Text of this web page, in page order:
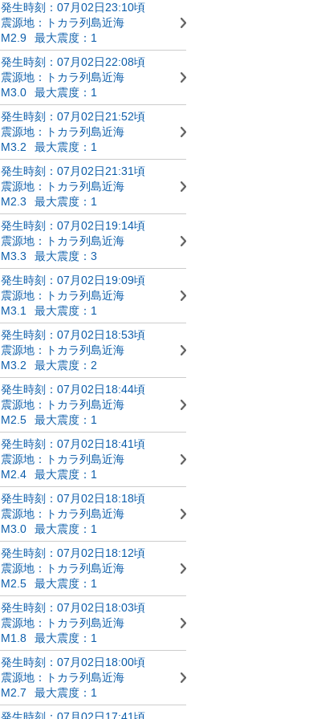
発生時刻：07月02日23:10頃
震源地：トカラ列島近海
M2.9
最大震度：1
発生時刻：07月02日22:08頃
震源地：トカラ列島近海
M3.0
最大震度：1
発生時刻：07月02日21:52頃
震源地：トカラ列島近海
M3.2
最大震度：1
発生時刻：07月02日21:31頃
震源地：トカラ列島近海
M2.3
最大震度：1
発生時刻：07月02日19:14頃
震源地：トカラ列島近海
M3.3
最大震度：3
発生時刻：07月02日19:09頃
震源地：トカラ列島近海
M3.1
最大震度：1
発生時刻：07月02日18:53頃
震源地：トカラ列島近海
M3.2
最大震度：2
発生時刻：07月02日18:44頃
震源地：トカラ列島近海
M2.5
最大震度：1
発生時刻：07月02日18:41頃
震源地：トカラ列島近海
M2.4
最大震度：1
発生時刻：07月02日18:18頃
震源地：トカラ列島近海
M3.0
最大震度：1
発生時刻：07月02日18:12頃
震源地：トカラ列島近海
M2.5
最大震度：1
発生時刻：07月02日18:03頃
震源地：トカラ列島近海
M1.8
最大震度：1
発生時刻：07月02日18:00頃
震源地：トカラ列島近海
M2.7
最大震度：1
発生時刻：07月02日17:41頃